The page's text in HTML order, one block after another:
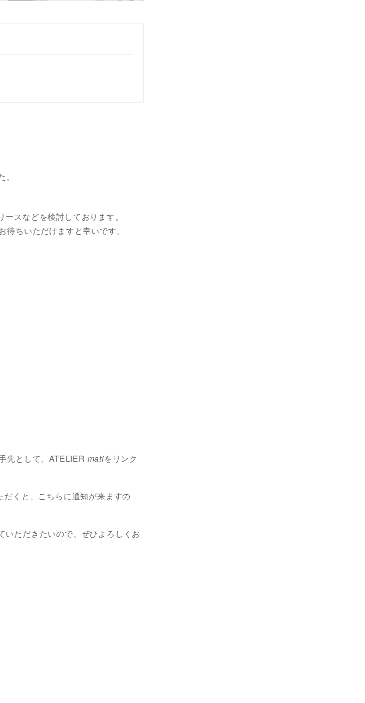
スなどを検討しております。
ちいただけますと幸いです。
先として、ATELIER matiをリンク
くと、こちらに通知が来ますの
ただきたいので、ぜひよろしくお